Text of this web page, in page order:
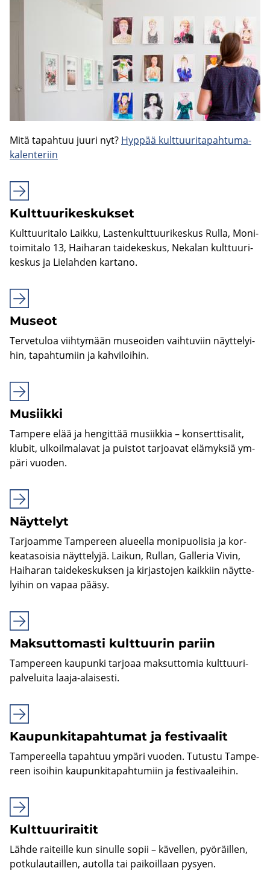
Mitä ta­pah­tuu juuri nyt? Hyp­pää kult­tuu­ri­ta­pah­tu­ma­
ka­len­te­riin
Kult­tuu­ri­kes­kuk­set
Kult­tuu­ri­ta­lo Laik­ku, Las­ten­kult­tuu­ri­kes­kus Rulla, Mo­ni­
toi­mi­ta­lo 13, Hai­ha­ran tai­de­kes­kus, Ne­ka­lan kult­tuu­ri­
kes­kus ja Lie­lah­den kar­ta­no.
Museot
Ter­ve­tu­loa viih­ty­mään museoi­den vaih­tu­viin näyt­te­lyi­
hin, ta­pah­tu­miin ja kah­vi­loi­hin.
Musiik­ki
Tam­pe­re elää ja hen­git­tää musiik­kia – kon­sert­ti­sa­lit,
klu­bit, ul­koil­ma­la­vat ja puis­tot tar­joa­vat elä­myk­siä ym­
pä­ri vuo­den.
Näyt­te­lyt
Tar­joam­me Tam­pe­reen alu­eel­la mo­ni­puo­li­sia ja kor­
kea­ta­soi­sia näyt­te­ly­jä. Lai­kun, Rul­lan, Gal­le­ria Vivin,
Hai­ha­ran tai­de­kes­kuk­sen ja kir­jas­to­jen kaik­kiin näyt­te­
lyi­hin on vapaa pääsy.
Mak­sut­to­mas­ti kult­tuu­rin pa­riin
Tam­pe­reen kau­pun­ki tar­jo­aa mak­sut­to­mia kult­tuu­ri­
pal­ve­lui­ta laaja-​alaisesti.
Kaupunkitapahtu­mat ja fes­ti­vaa­lit
Tam­pe­reel­la ta­pah­tuu ym­pä­ri vuo­den. Tu­tus­tu Tam­pe­
reen isoi­hin kau­pun­ki­ta­pah­tu­miin ja fes­ti­vaa­lei­hin.
Kult­tuu­ri­rai­tit
Lähde rai­teil­le kun si­nul­le sopii – kä­vel­len, pyö­räil­len,
pot­ku­lau­tail­len, au­tol­la tai pai­koil­laan py­syen.